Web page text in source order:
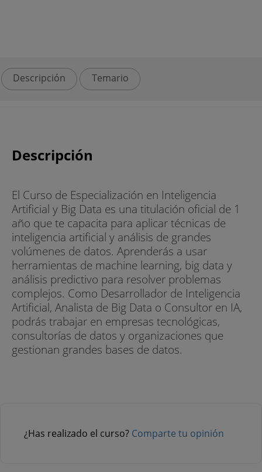
Descripción Temario
Descripción
El Curso de Especialización en Inteligencia
Artificial y Big Data es una titulación oficial de 1
año que te capacita para aplicar técnicas de
inteligencia artificial y análisis de grandes
volúmenes de datos. Aprenderás a usar
herramientas de machine learning, big data y
análisis predictivo para resolver problemas
complejos. Como Desarrollador de Inteligencia
Artificial, Analista de Big Data o Consultor en IA,
podrás trabajar en empresas tecnológicas,
consultorías de datos y organizaciones que
gestionan grandes bases de datos.
¿Has realizado el curso? Comparte tu opinión